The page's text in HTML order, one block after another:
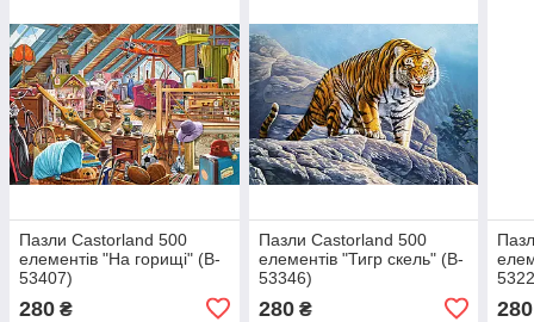
Пазли Castorland 500
елементів "На горищі" (B-
53407)
280 ₴
Пазли Castorland 500
елементів "Тигр скель" (B-
53346)
280₴ 280